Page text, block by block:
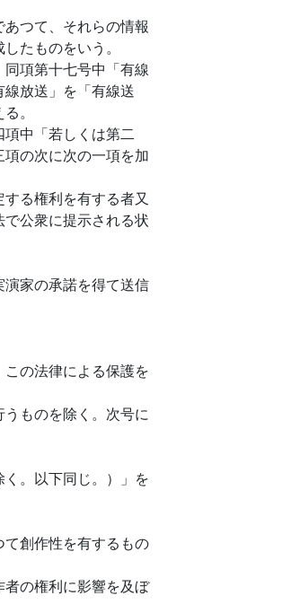
つて、それらの情報
たものをいう。
項第十七号中「有線
放送」を「有線送
。
中「若しくは第二
の次に次の一項を加
る権利を有する者又
公衆に提示される状
家の承諾を得て送信
の法律による保護を
ものを除く。次号に
。以下同じ。）」を
創作性を有するもの
の権利に影響を及ぼ